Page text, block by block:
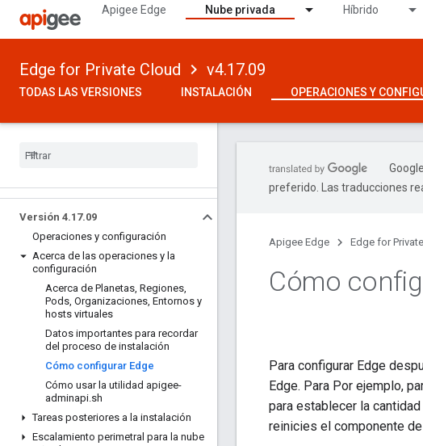
Apigee Edge Nube privada Híbrido
Edge for Private Cloud v4.17.09
TODAS LAS VERSIONES INSTALACIÓN OPERACIONES Y
Versión 4.17.09
Operaciones y configuración
Acerca de las operaciones y la
configuración
Acerca de Planetas, Regiones,
Pods, Organizaciones, Entornos y
hosts virtuales
Datos importantes para recordar
del proceso de instalación
Cómo configurar Edge
Cómo usar la utilidad apigee-
adminapi.sh
Tareas posteriores a la instalación
Escalamiento perimetral para la nube
preferido. Las traducciones
Apigee Edge Edge for
Cómo
Para configurar Edge
Edge. Para Por ejemplo,
para establecer la
reinicies el componente